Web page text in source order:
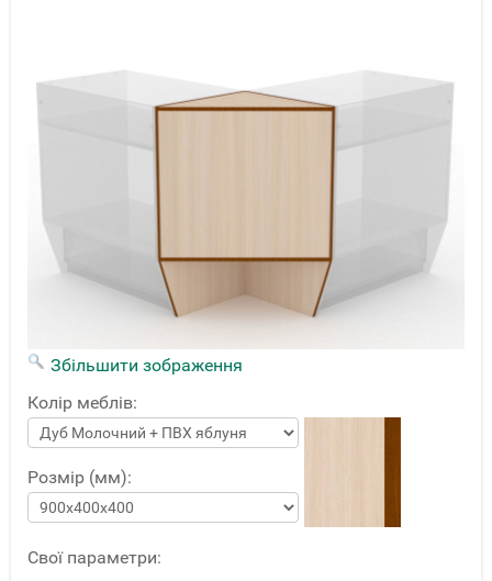
Збільшити зображення
Колір меблів:
Розмір (мм):
Свої параметри: